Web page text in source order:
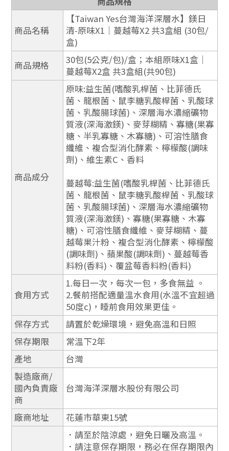
商品名稱
【Taiwan Yes台灣海洋深層水】鎂日
清-原味X1│蔓越莓X2 共3盒組 (30包/
盒)
商品規格
30包(5公克/包)/盒；本組原味X1盒│
蔓越莓X2盒 共3盒組(共90包)
商品成分
原味:益生菌(嗜酸乳桿菌、比菲德氏
菌、龍根菌、鼠李糖乳酸桿菌、乳酸球
菌、乳酸腸球菌)、深層海水濃縮礦物
質液(深海激鎂)、麥芽糊精、寡糖(果寡
糖、半乳寡糖、木寡糖)、可溶性膳食
纖維、複合型消化酵素、檸檬酸(調味
劑)、維生素C、香料
蔓越莓:益生菌(嗜酸乳桿菌、比菲德氏
菌、龍根菌、鼠李糖乳酸桿菌、乳酸球
菌、乳酸腸球菌)、深層海水濃縮礦物
質液(深海激鎂)、寡糖(果寡糖、木寡
糖)、可溶性膳食纖維、麥芽糊精、蔓
越莓果汁粉、複合型消化酵素、檸檬酸
(調味劑)、蘋果酸(調味劑)、蔓越莓香
料粉(香料)、覆盆莓香料粉(香料)
食用方式
1.每日一次，每次一包，多食無益 。
2.餐前搭配適量溫水食用(水溫不宜超過
50度c)，睡前食用效果更佳。
保存方式
請置於乾燥環境，避免高溫和日照
保存期限
常溫下2年
產地
台灣
製造廠商/
國內負責廠
商
台灣海洋深層水股份有限公司
廠商地址
花蓮市華東15號
．請至於陰涼處，避免日曬及高溫。
．請注意保存期限，務必在保存期限內